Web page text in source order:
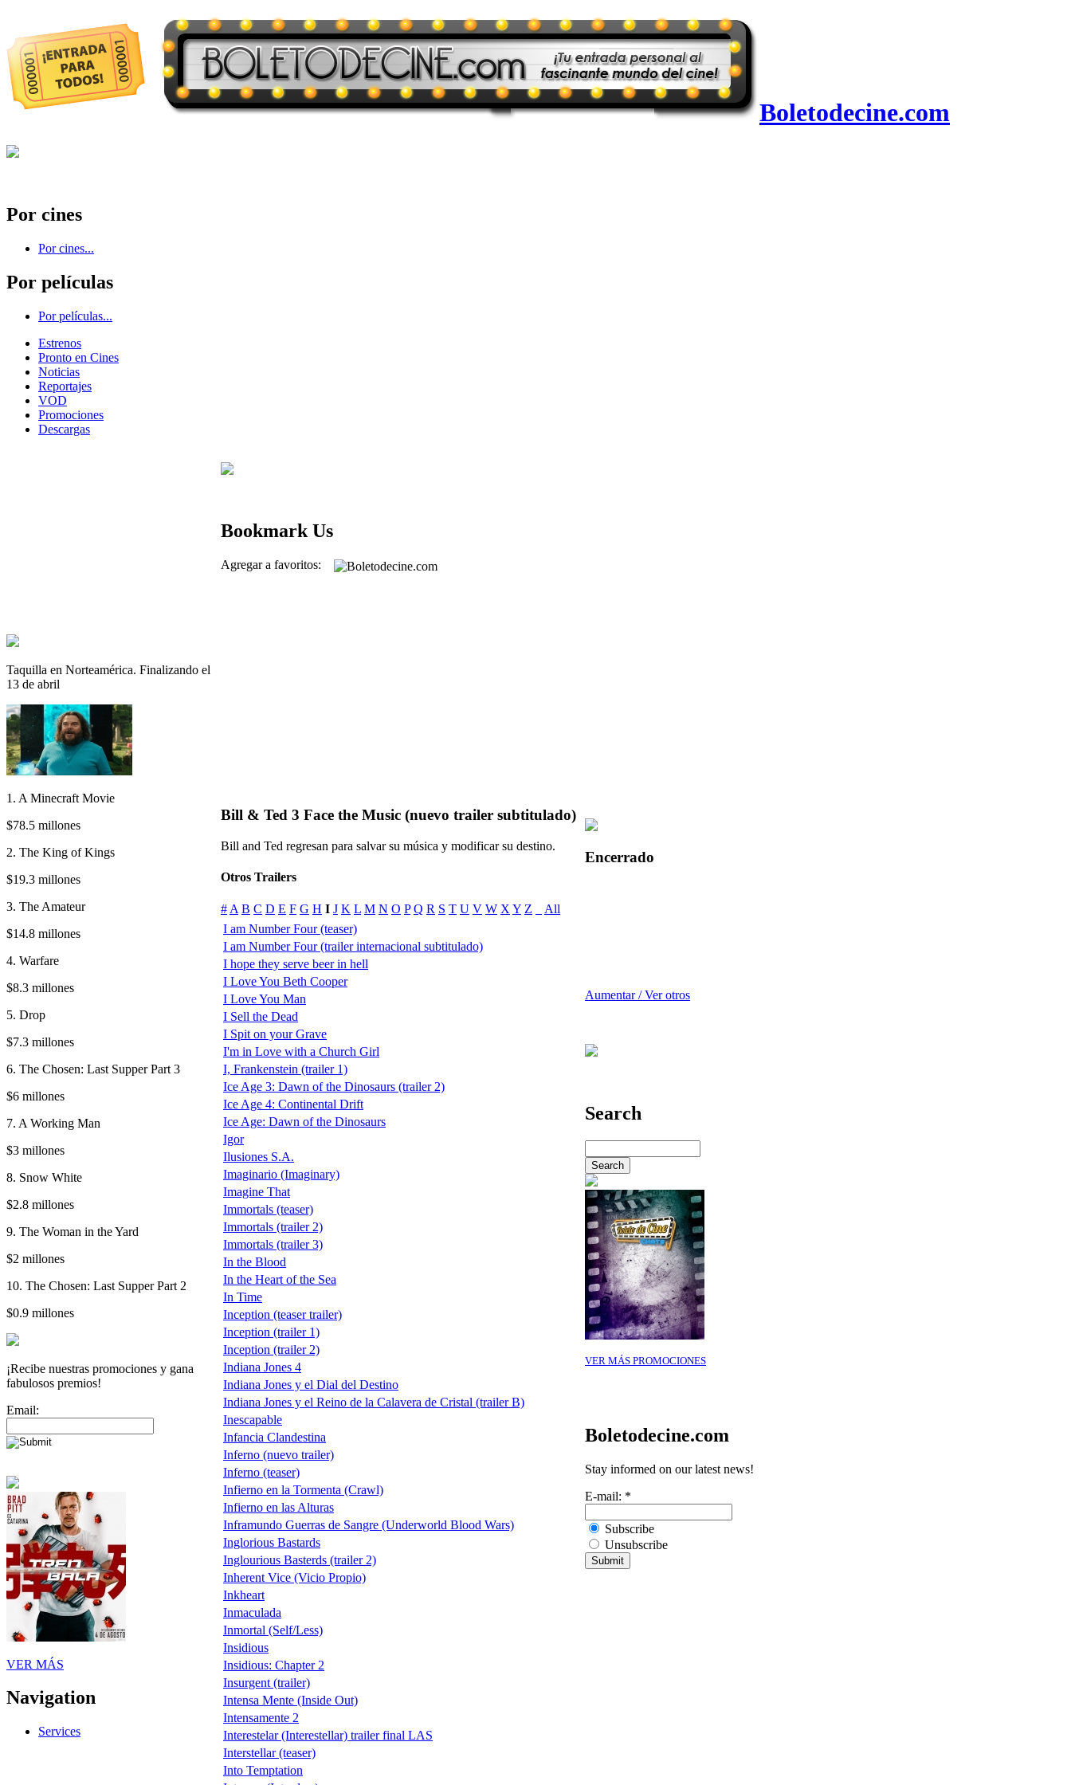
Boletodecine.com
Por cines
Por cines...
Por películas
Por películas...
Estrenos
Pronto en Cines
Noticias
Reportajes
VOD
Promociones
Descargas
Taquilla en Norteamérica. Finalizando el
13 de abril
1. A Minecraft Movie
$78.5 millones
2. The King of Kings
$19.3 millones
3. The Amateur
$14.8 millones
4. Warfare
$8.3 millones
5. Drop
$7.3 millones
6. The Chosen: Last Supper Part 3
$6 millones
7. A Working Man
$3 millones
8. Snow White
$2.8 millones
9. The Woman in the Yard
$2 millones
10. The Chosen: Last Supper Part 2
$0.9 millones
¡Recibe nuestras promociones y gana
fabulosos premios!
Email:
VER MÁS
Navigation
Services
Bookmark Us
Agregar a favoritos:
Bill & Ted 3 Face the Music (nuevo trailer subtitulado)
Bill and Ted regresan para salvar su música y modificar su destino.
Otros Trailers
# A B C D E F G H I J K L M N O P Q R S T U V W X Y Z
All
I am Number Four (teaser)
I am Number Four (trailer internacional subtitulado)
I hope they serve beer in hell
I Love You Beth Cooper
I Love You Man
I Sell the Dead
I Spit on your Grave
I'm in Love with a Church Girl
I, Frankenstein (trailer 1)
Ice Age 3: Dawn of the Dinosaurs (trailer 2)
Ice Age 4: Continental Drift
Ice Age: Dawn of the Dinosaurs
Igor
Ilusiones S.A.
Imaginario (Imaginary)
Imagine That
Immortals (teaser)
Immortals (trailer 2)
Immortals (trailer 3)
In the Blood
In the Heart of the Sea
In Time
Inception (teaser trailer)
Inception (trailer 1)
Inception (trailer 2)
Indiana Jones 4
Indiana Jones y el Dial del Destino
Indiana Jones y el Reino de la Calavera de Cristal (trailer B)
Inescapable
Infancia Clandestina
Inferno (nuevo trailer)
Inferno (teaser)
Infierno en la Tormenta (Crawl)
Infierno en las Alturas
Inframundo Guerras de Sangre (Underworld Blood Wars)
Inglorious Bastards
Inglourious Basterds (trailer 2)
Inherent Vice (Vicio Propio)
Inkheart
Inmaculada
Inmortal (Self/Less)
Insidious
Insidious: Chapter 2
Insurgent (trailer)
Intensa Mente (Inside Out)
Intensamente 2
Interestelar (Interestellar) trailer final LAS
Interstellar (teaser)
Into Temptation
Encerrado
Aumentar / Ver otros
Search
VER MÁS PROMOCIONES
Boletodecine.com
Stay informed on our latest news!
E-mail: *
Subscribe
Unsubscribe